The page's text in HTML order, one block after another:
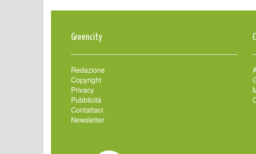
Greencity
Redazione
Copyright
Privacy
Pubblicità
Contattaci
Newsletter